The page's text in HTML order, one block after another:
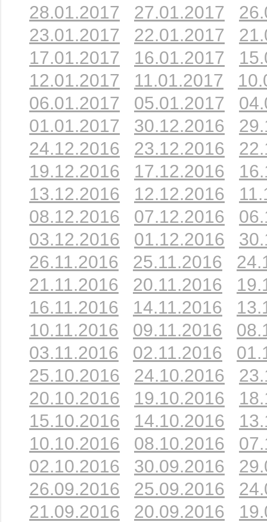
28.01.2017
27.01.2017
23.01.2017
22.01.2017
17.01.2017
16.01.2017
12.01.2017
11.01.2017
06.01.2017
05.01.2017
01.01.2017
30.12.2016
24.12.2016
23.12.2016
19.12.2016
17.12.2016
13.12.2016
12.12.2016
08.12.2016
07.12.2016
03.12.2016
01.12.2016
26.11.2016
25.11.2016
21.11.2016
20.11.2016
16.11.2016
14.11.2016
10.11.2016
09.11.2016
03.11.2016
02.11.2016
25.10.2016
24.10.2016
20.10.2016
19.10.2016
15.10.2016
14.10.2016
10.10.2016
08.10.2016
02.10.2016
30.09.2016
26.09.2016
25.09.2016
21.09.2016
20.09.2016